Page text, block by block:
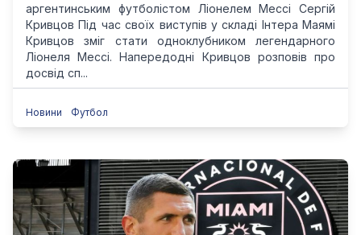
аргентинським футболістом Ліонелем Мессі Сергій
Кривцов Під час своїх виступів у складі Інтера Маямі
Кривцов зміг стати одноклубником легендарного
Ліонеля Мессі. Напередодні Кривцов розповів про
досвід сп...
Новини Футбол